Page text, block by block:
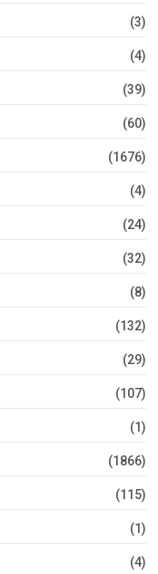
(3)
(4)
(39)
(60)
(1676)
(4)
(24)
(32)
(8)
(132)
(29)
(107)
(1)
(1866)
(115)
(1)
(4)